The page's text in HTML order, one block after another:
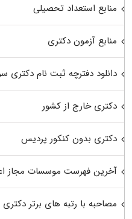
منابع استعداد تحصیلی
منابع آزمون دکتری
دانلود دفترچه ثبت نام دکتری
دکتری خارج از کشور
دکتری بدون کنکور پردیس
آخرین فهرست موسسات مجاز
مصاحبه با رتبه های برتر دکتری